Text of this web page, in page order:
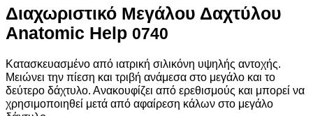
Διαχωριστικό Μεγάλου Δαχτύλου
Anatomic Help 0740
Κατασκευασμένο από ιατρική σιλικόνη υψηλής αντοχής.
Μειώνει την πίεση και τριβή ανάμεσα στο μεγάλο και το
δεύτερο δάχτυλο. Ανακουφίζει από ερεθισμούς και μπορεί να
χρησιμοποιηθεί μετά από αφαίρεση κάλων στο μεγάλο